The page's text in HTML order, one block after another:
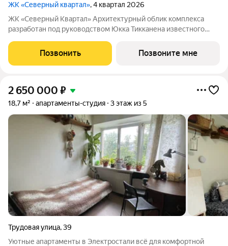
ЖК «Северный квартал», 4 квартал 2026
ЖК «Северный Квартал» Архитектурный облик комплекса
разработан под руководством Юкка Тикканена известного
сочетании современного дизайна и северной эстетики. В
данном проекте Тикканен удачно
Позвонить Позвоните мне
2 650 000 ₽
18,7 м² апартаменты-студия 3 этаж из 5
Трудовая улица,39
Уютные апартаменты в Электростали всё для комфортной